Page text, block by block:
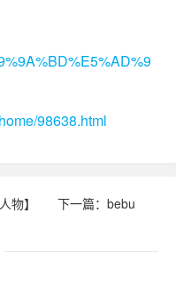
98638.html
物】
下一篇：bebu